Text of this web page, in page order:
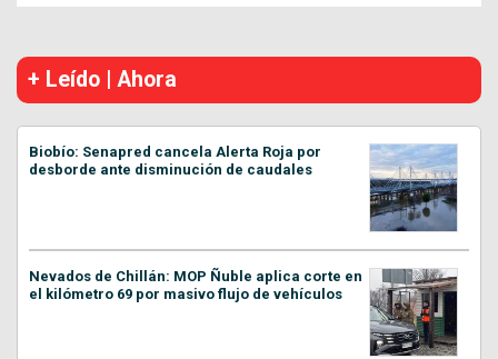
+ Leído | Ahora
Biobío: Senapred cancela Alerta Roja por
desborde ante disminución de caudales
Nevados de Chillán: MOP Ñuble aplica corte en
el kilómetro 69 por masivo flujo de vehículos